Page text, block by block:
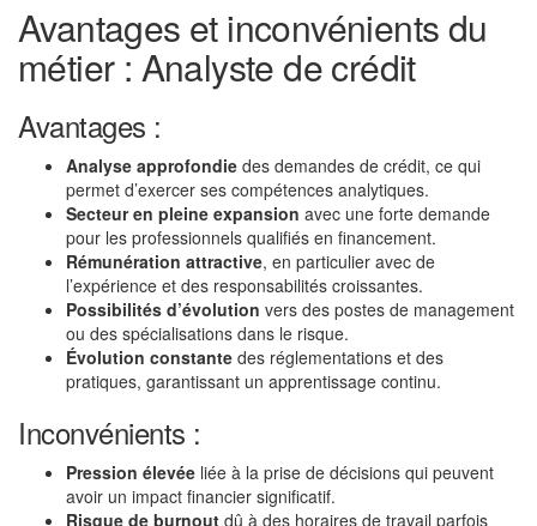
Avantages et inconvénients du
métier : Analyste de crédit
Avantages :
Analyse approfondie des demandes de crédit, ce qui
permet d’exercer ses compétences analytiques.
Secteur en pleine expansion avec une forte demande
pour les professionnels qualifiés en financement.
Rémunération attractive, en particulier avec de
l’expérience et des responsabilités croissantes.
Possibilités d’évolution vers des postes de management
ou des spécialisations dans le risque.
Évolution constante des réglementations et des
pratiques, garantissant un apprentissage continu.
Inconvénients :
Pression élevée liée à la prise de décisions qui peuvent
avoir un impact financier significatif.
Risque de burnout dû à des horaires de travail parfois